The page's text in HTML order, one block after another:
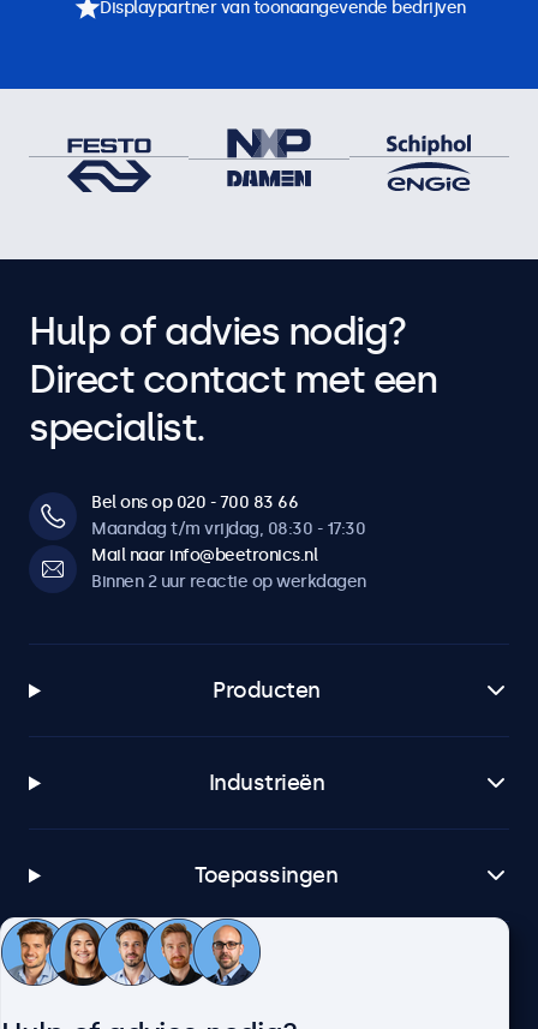
Displaypartner van toonaangevende bedrijven
Hulp of advies nodig?
Direct contact met een
specialist.
Bel ons op 020 - 700 83 66
Maandag t/m vrijdag, 08:30 - 17:30
Mail naar info@beetronics.nl
Binnen 2 uur reactie op werkdagen
Producten
Industrieën
Toepassingen
Klantenservice